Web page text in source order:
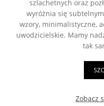
szlachetnych oraz
wyróżnia się
wzory, minimalistyczne,
uwodzicielskie. Mamy
tak
Zobacz